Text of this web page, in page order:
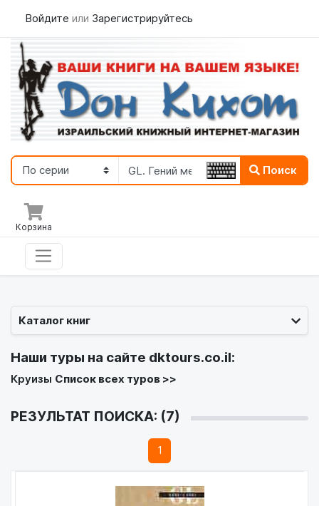
Войдите или Зарегистрируйтесь
Поиск
Корзина
Каталог книг
Наши туры на сайте dktours.co.il:
Круизы Список всех туров >>
РЕЗУЛЬТАТ ПОИСКА: (7)
1